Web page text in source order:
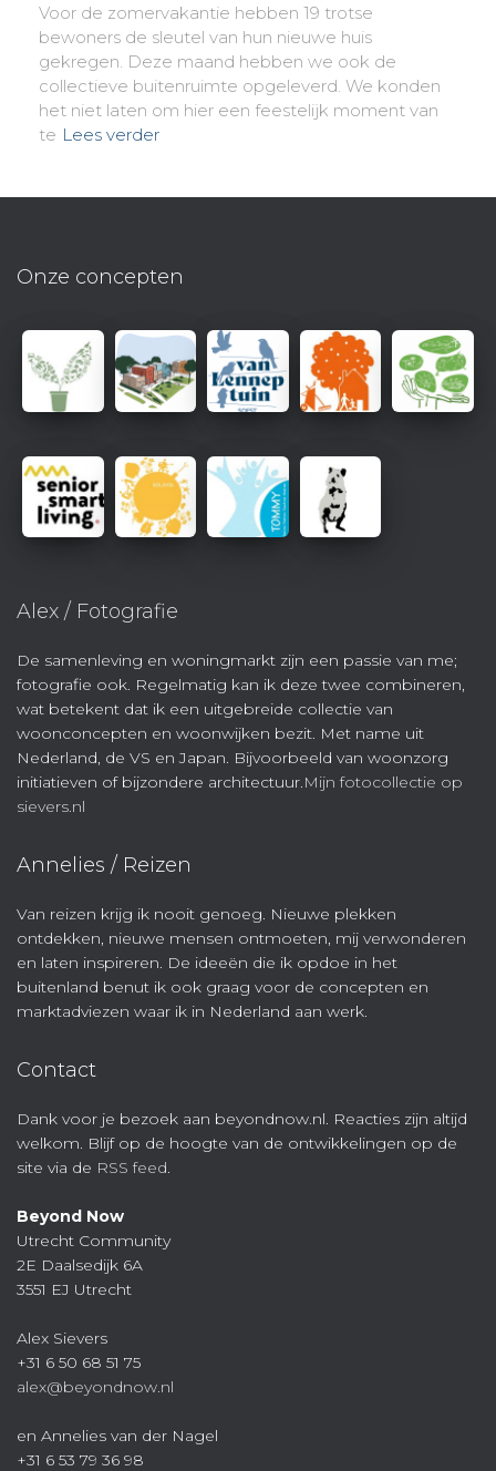
Voor de zomervakantie hebben 19 trotse
bewoners de sleutel van hun nieuwe huis
gekregen. Deze maand hebben we ook de
collectieve buitenruimte opgeleverd. We konden
het niet laten om hier een feestelijk moment van
te Lees verder
Onze concepten
Alex / Fotografie
De samenleving en woningmarkt zijn een passie van me;
fotografie ook. Regelmatig kan ik deze twee combineren,
wat betekent dat ik een uitgebreide collectie van
woonconcepten en woonwijken bezit. Met name uit
Nederland, de VS en Japan. Bijvoorbeeld van woonzorg
initiatieven of bijzondere architectuur.Mijn fotocollectie op
sievers.nl
Annelies / Reizen
Van reizen krijg ik nooit genoeg. Nieuwe plekken
ontdekken, nieuwe mensen ontmoeten, mij verwonderen
en laten inspireren. De ideeën die ik opdoe in het
buitenland benut ik ook graag voor de concepten en
marktadviezen waar ik in Nederland aan werk.
Contact
Dank voor je bezoek aan beyondnow.nl. Reacties zijn altijd
welkom. Blijf op de hoogte van de ontwikkelingen op de
site via de RSS feed.
Beyond Now
Utrecht Community
2E Daalsedijk 6A
3551 EJ Utrecht
Alex Sievers
+31 6 50 68 51 75
alex@beyondnow.nl
en Annelies van der Nagel
+31 6 53 79 36 98